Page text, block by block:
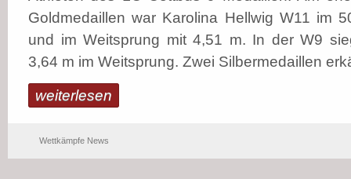
Goldmedaillen war Karolina Hellwig W11 im
und im Weitsprung mit 4,51 m. In der W9
3,64 m im Weitsprung. Zwei Silbermedaillen
weiterlesen
Wettkämpfe News